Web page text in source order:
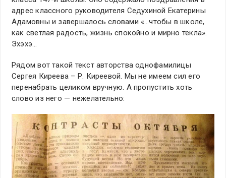
адрес классного руководителя Седухиной Екатерины
Адамовны и завершалось словами «…чтобы в школе,
как светлая радость, жизнь спокойно и мирно текла».
Эхэхэ…
Рядом вот такой текст авторства однофамилицы
Сергея Киреева – Р. Киреевой. Мы не имеем сил его
перенабрать целиком вручную. А пропустить хоть
слово из него — нежелательно: